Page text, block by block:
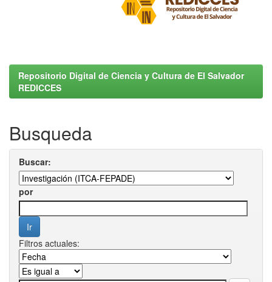
Repositorio Digital de Ciencia y Cultura de El Salvador
REDICCES
Busqueda
Buscar:
por
Filtros actuales: